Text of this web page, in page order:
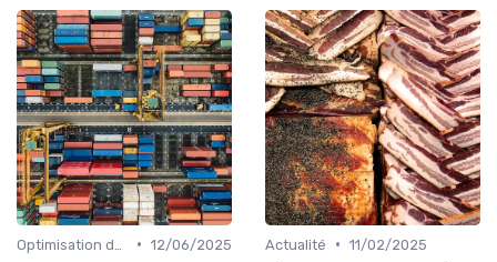
• 12/06/2025
Actualité • 11/02/2025